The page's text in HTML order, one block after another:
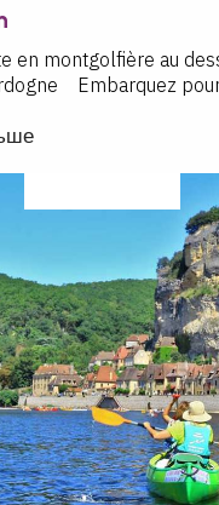
en montgolfière au
Embarquez
châteaux de
de Cosse à la maison
Vincent face au château
tous deux pilotes
bord de leur nacelle
, et vous vivrez
vos proches
de vol - Parking à
- Retour par notre
soumise aux
de vol sera donnée la
cas d'annulation, un
ce que les conditions
avril et fin octobre